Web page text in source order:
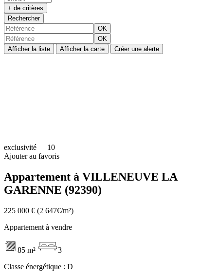
+ de critères
Rechercher
OK
OK
Afficher la liste
Afficher la carte Créer une alerte
exclusivité
10
Ajouter au favoris
Appartement à VILLENEUVE LA
GARENNE (92390)
225 000 € (2 647€/m²)
Appartement à vendre
85 m²
3
Classe énergétique : D